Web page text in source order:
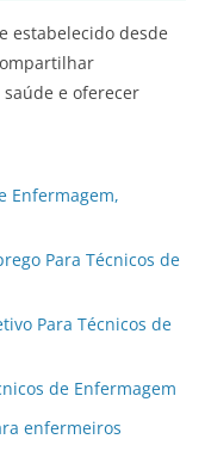
estabelecido desde
e oferecer
Enfermagem,
Para Técnicos de
Para Técnicos de
de Enfermagem
enfermeiros